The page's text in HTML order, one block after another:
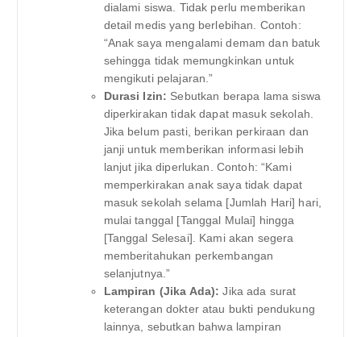
dialami siswa. Tidak perlu memberikan
detail medis yang berlebihan. Contoh:
“Anak saya mengalami demam dan batuk
sehingga tidak memungkinkan untuk
mengikuti pelajaran.”
Durasi Izin: Sebutkan berapa lama siswa
diperkirakan tidak dapat masuk sekolah.
Jika belum pasti, berikan perkiraan dan
janji untuk memberikan informasi lebih
lanjut jika diperlukan. Contoh: “Kami
memperkirakan anak saya tidak dapat
masuk sekolah selama [Jumlah Hari] hari,
mulai tanggal [Tanggal Mulai] hingga
[Tanggal Selesai]. Kami akan segera
memberitahukan perkembangan
selanjutnya.”
Lampiran (Jika Ada): Jika ada surat
keterangan dokter atau bukti pendukung
lainnya, sebutkan bahwa lampiran